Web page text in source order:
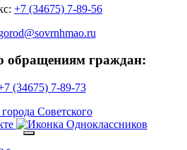
+7 (34675) 7-89-56
обращениям граждан:
(34675) 7-89-73